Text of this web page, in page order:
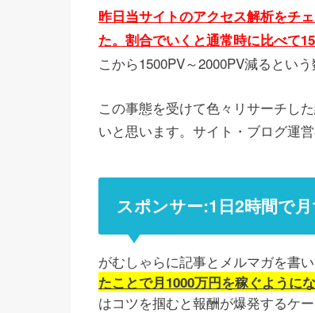
昨日当サイトのアクセス解析をチ
た。割合でいくと通常時に比べて
こから1500PV～2000PV減るとい
この事態を受けて色々リサーチし
いと思います。サイト・ブログ運
スポンサー:1日2時間で
がむしゃらに記事とメルマガを書
たことで月1000万円を稼ぐように
はコツを掴むと報酬が爆発するケ